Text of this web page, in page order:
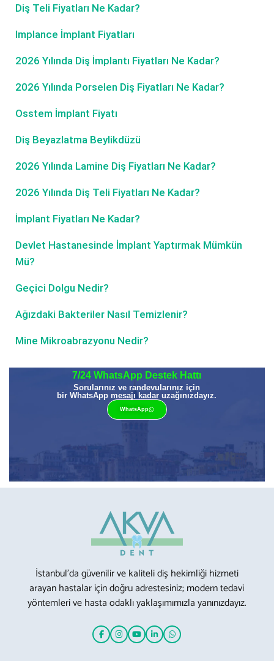
Diş Teli Fiyatları Ne Kadar?
Implance İmplant Fiyatları
2026 Yılında Diş İmplantı Fiyatları Ne Kadar?
2026 Yılında Porselen Diş Fiyatları Ne Kadar?
Osstem İmplant Fiyatı
Diş Beyazlatma Beylikdüzü
2026 Yılında Lamine Diş Fiyatları Ne Kadar?
2026 Yılında Diş Teli Fiyatları Ne Kadar?
İmplant Fiyatları Ne Kadar?
Devlet Hastanesinde İmplant Yaptırmak Mümkün
Mü?
Geçici Dolgu Nedir?
Ağızdaki Bakteriler Nasıl Temizlenir?
Mine Mikroabrazyonu Nedir?
7/24 WhatsApp Destek Hattı
Sorularınız ve randevularınız için
bir WhatsApp mesajı kadar uzağınızdayız.
WhatsApp
İstanbul’da güvenilir ve kaliteli diş hekimliği hizmeti
arayan hastalar için doğru adrestesiniz; modern tedavi
yöntemleri ve hasta odaklı yaklaşımımızla yanınızdayız.